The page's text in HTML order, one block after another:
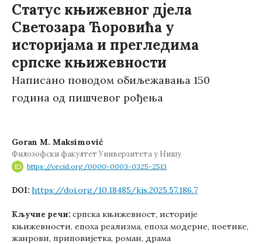
Статус књижевног дјела
Светозара Ћоровића у
историјама и прегледима
српске књижевности
Написано поводом обиљежавања 150
година од пишчевог рођења
Goran M. Maksimović
Филозофски факултет Универзитета у Нишу
https://orcid.org/0000-0003-0325-2513
DOI: https://doi.org/10.18485/kis.2025.57.186.7
Кључне речи: српска књижевност, историје
књижевности, епоха реализма, епоха модерне, поетике,
жанрови, приповијетка, роман, драма